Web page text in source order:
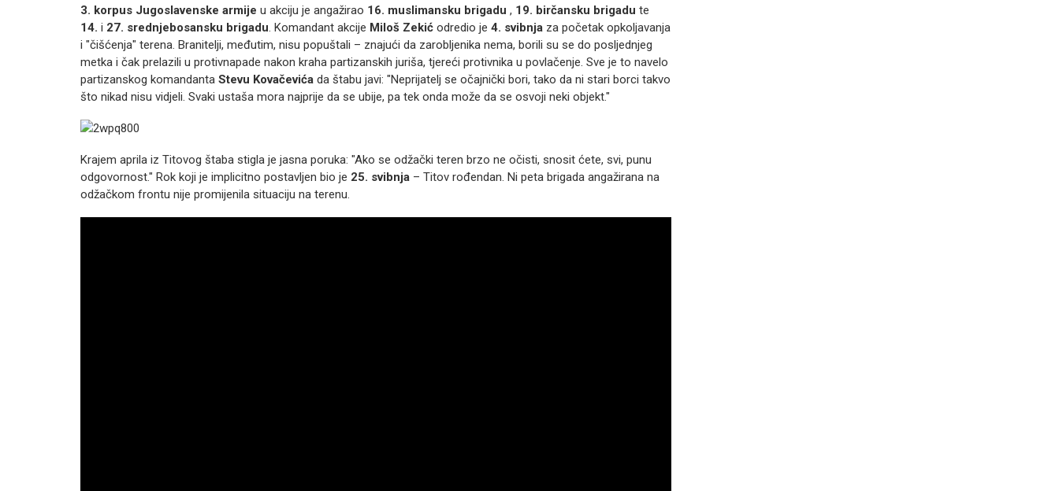
3. korpus Jugoslavenske armije u akciju je angažirao 16. muslimansku brigadu , 19. birčansku brigadu te
14. i 27. srednjebosansku brigadu. Komandant akcije Miloš Zekić odredio je 4. svibnja za početak opkoljavanja
i "čišćenja" terena. Branitelji, međutim, nisu popuštali – znajući da zarobljenika nema, borili su se do posljednjeg
metka i čak prelazili u protivnapade nakon kraha partizanskih juriša, tjereći protivnika u povlačenje. Sve je to navelo
partizanskog komandanta Stevu Kovačevića da štabu javi: "Neprijatelj se očajnički bori, tako da ni stari borci takvo
što nikad nisu vidjeli. Svaki ustaša mora najprije da se ubije, pa tek onda može da se osvoji neki objekt."
Krajem aprila iz Titovog štaba stigla je jasna poruka: "Ako se odžački teren brzo ne očisti, snosit ćete, svi, punu
odgovornost." Rok koji je implicitno postavljen bio je 25. svibnja – Titov rođendan. Ni peta brigada angažirana na
odžačkom frontu nije promijenila situaciju na terenu.